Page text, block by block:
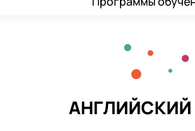
Москва
Ломоносовский
в Лефортово
Пермь